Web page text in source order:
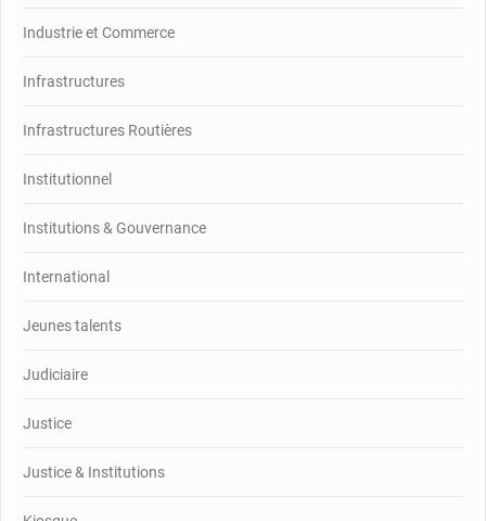
Industrie et Commerce
Infrastructures
Infrastructures Routières
Institutionnel
Institutions & Gouvernance
International
Jeunes talents
Judiciaire
Justice
Justice & Institutions